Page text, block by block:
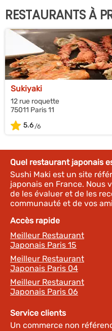
RESTAURANTS À
Sukiyaki
12 rue roquette
75011 Paris 11
5.6
Quel restaurant japonais
Sushi Maki est un site
japonais en France. Nous
de les évaluer et de les
communauté et de vos
Accès rapide
Meilleur Restaurant
Japonais Paris 15
Meilleur Restaurant
Japonais Paris 04
Meilleur Restaurant
Japonais Paris 06
Service clients
Un commerce non